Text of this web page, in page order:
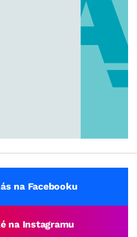
na Facebooku
na Instagramu